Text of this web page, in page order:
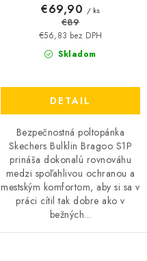
Skladom
€56,83 bez DPH
€69,90 / ks
€89
DETAIL
Bezpečnostná poltopánka
Skechers Bulklin Bragoo S1P
prináša dokonalú rovnováhu
medzi spoľahlivou ochranou a
mestským komfortom, aby si sa v
práci cítil tak dobre ako v
bežných...